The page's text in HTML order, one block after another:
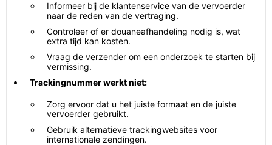
Informeer bij de klantenservice van de vervoerder
naar de reden van de vertraging.
Controleer of er douaneafhandeling nodig is, wat
extra tijd kan kosten.
Vraag de verzender om een onderzoek te starten bij
vermissing.
Trackingnummer werkt niet:
Zorg ervoor dat u het juiste formaat en de juiste
vervoerder gebruikt.
Gebruik alternatieve trackingwebsites voor
internationale zendingen.